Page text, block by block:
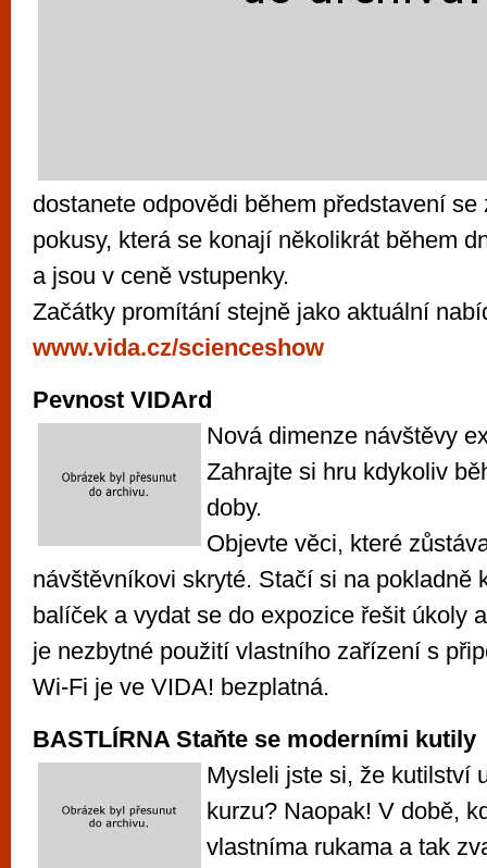
dostanete odpovědi během představení se
pokusy, která se konají několikrát během
a jsou v ceně vstupenky.
Začátky promítání stejně jako aktuální
www.vida.cz/scienceshow
Pevnost VIDArd
Nová dimenze návštěvy
Zahrajte si hru kdykoliv
doby.
Objevte věci, které
návštěvníkovi skryté. Stačí si na pokladně
balíček a vydat se do expozice řešit úkoly
je nezbytné použití vlastního zařízení s
Wi-Fi je ve VIDA! bezplatná.
BASTLÍRNA Staňte se moderními kutily
Mysleli jste si, že kutilství
kurzu? Naopak! V době,
vlastníma rukama a tak